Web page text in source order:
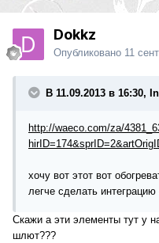
Dokkz
Опубликовано 11
В 11.09.2013 в 16:30,
http://waeco.com/za/
хочу вот этот вот
легче сделать интеграцию
Скажи а эти элементы тут у
шлют???